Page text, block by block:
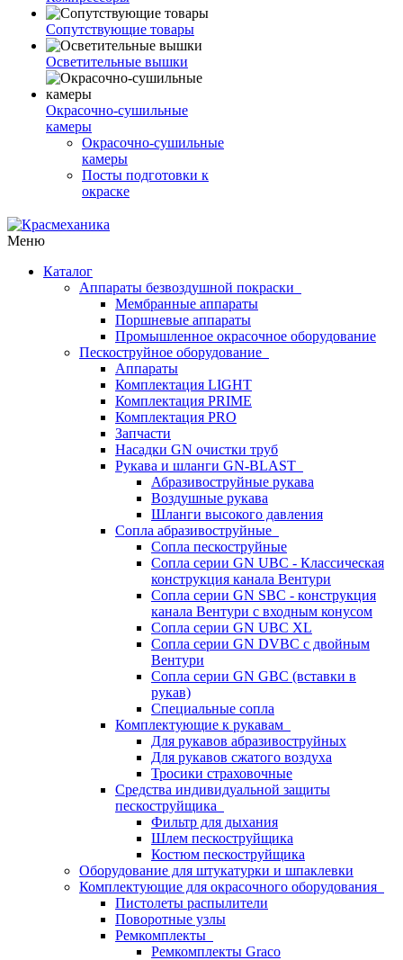
Сопутствующие товары
Осветительные вышки
Окрасочно-сушильные
камеры
Окрасочно-сушильные
камеры
Посты подготовки к
окраске
Меню
Каталог
Аппараты безвоздушной покраски
Мембранные аппараты
Поршневые аппараты
Промышленное окрасочное оборудование
Пескоструйное оборудование
Аппараты
Комплектация LIGHT
Комплектация PRIME
Комплектация PRO
Запчасти
Насадки GN очистки труб
Рукава и шланги GN-BLAST
Абразивоструйные рукава
Воздушные рукава
Шланги высокого давления
Сопла абразивоструйные
Сопла пескоструйные
Сопла серии GN UBC - Классическая
конструкция канала Вентури
Сопла серии GN SBC - конструкция
канала Вентури c входным конусом
Сопла серии GN UBC XL
Сопла серии GN DVBC с двойным
Вентури
Сопла серии GN GBC (вставки в
рукав)
Специальные сопла
Комплектующие к рукавам
Для рукавов абразивоструйных
Для рукавов сжатого воздуха
Тросики страховочные
Средства индивидуальной защиты
пескоструйщика
Фильтр для дыхания
Шлем пескоструйщика
Костюм пескоструйщика
Оборудование для штукатурки и шпаклевки
Комплектующие для окрасочного оборудования
Пистолеты распылители
Поворотные узлы
Ремкомплекты
Ремкомплекты Graco